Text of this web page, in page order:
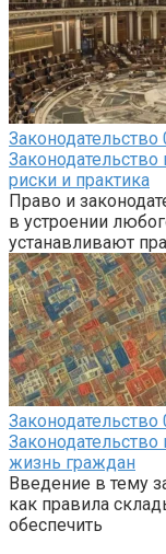
Законодательство
риски и практика
Право и
в устроении
устанавливают
Законодательство
жизнь граждан
Введение в тему
как правила
обеспечить